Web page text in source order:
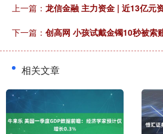
上一篇： 龙信金融 主力资金 | 近13亿元
下一篇： 创高网 小孩试戴金镯10秒被索
相关文章